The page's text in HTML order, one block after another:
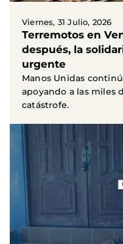
Viernes, 31 Julio, 2026
Terremotos en
después, la
urgente
Manos Unidas
apoyando a las miles
catástrofe.